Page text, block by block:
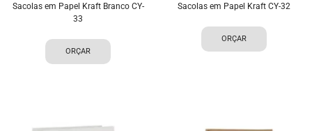
Sacolas em Papel Kraft Branco CY-
33
ORÇAR
Sacolas em Papel Kraft CY-32
ORÇAR